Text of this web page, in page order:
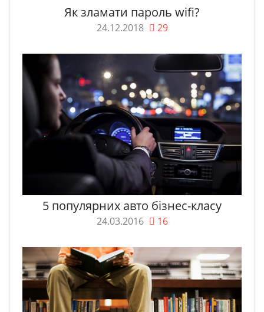
Як зламати пароль wifi?
24.12.2018 29
5 популярних авто бізнес-класу
24.03.2016 16